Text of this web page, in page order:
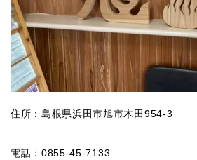
住所：島根県浜田市旭市木田954-3
電話：0855-45-7133